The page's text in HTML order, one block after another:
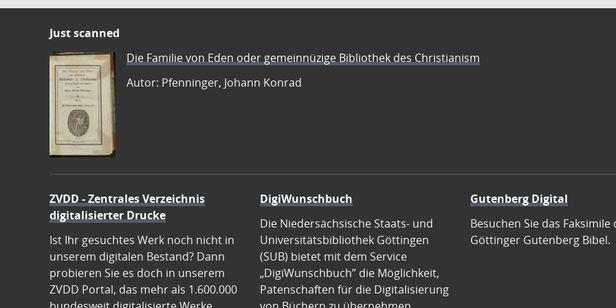
Just scanned
Die Familie von Eden oder gemeinnüzige Bibliothek des Christianism
Autor: Pfenninger, Johann Konrad
ZVDD - Zentrales Verzeichnis
digitalisierter Drucke
Ist Ihr gesuchtes Werk noch nicht in
unserem digitalen Bestand? Dann
probieren Sie es doch in unserem
ZVDD Portal, das mehr als 1.600.000
DigiWunschbuch
Die Niedersächsische Staats- und
Universitätsbibliothek Göttingen
(SUB) bietet mit dem Service
„DigiWunschbuch” die Möglichkeit,
Patenschaften für die Digitalisierung
Gutenberg Digital
Besuchen Sie das Faksimile
Göttinger Gutenberg Bibel.